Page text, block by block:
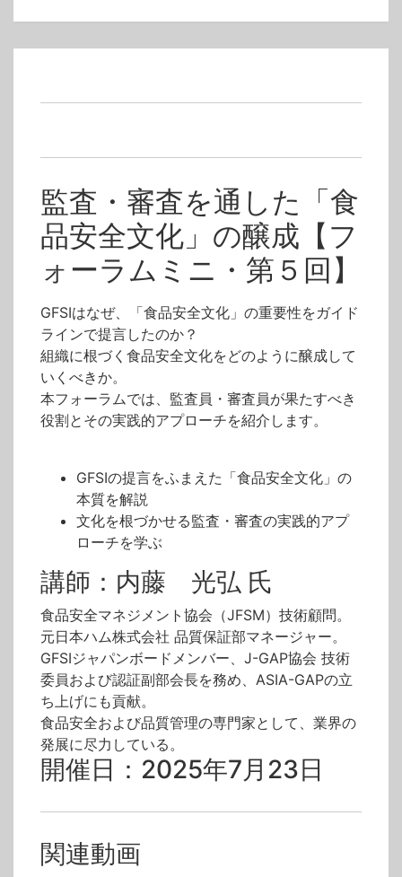
食品安全 GFSI フォーラム
監査・審査を通した「食
品安全文化」の醸成【フ
ォーラムミニ・第５回】
GFSIはなぜ、「食品安全文化」の重要性をガイド
ラインで提言したのか？
組織に根づく食品安全文化をどのように醸成して
いくべきか。
本フォーラムでは、監査員・審査員が果たすべき
役割とその実践的アプローチを紹介します。
GFSIの提言をふまえた「食品安全文化」の
本質を解説
文化を根づかせる監査・審査の実践的アプ
ローチを学ぶ
講師：内藤 光弘 氏
食品安全マネジメント協会（JFSM）技術顧問。
元日本ハム株式会社 品質保証部マネージャー。
GFSIジャパンボードメンバー、J-GAP協会 技術
委員および認証副部会長を務め、ASIA-GAPの立
ち上げにも貢献。
食品安全および品質管理の専門家として、業界の
発展に尽力している。
開催日：2025年7月23日
関連動画